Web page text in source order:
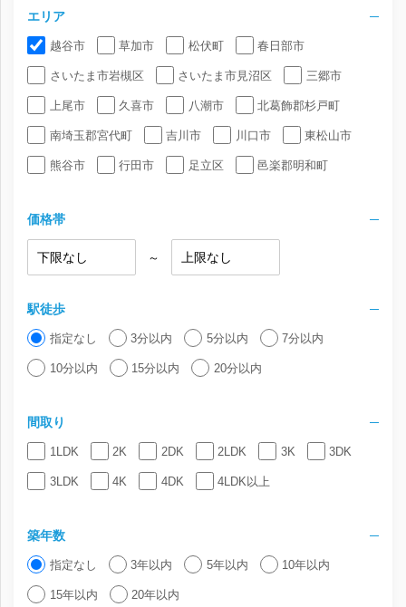
エリア
越谷市 草加市 松伏町 春日部市
さいたま市岩槻区 さいたま市見沼区 三郷市
上尾市 久喜市 八潮市 北葛飾郡杉戸町
南埼玉郡宮代町 吉川市 川口市 東松山市
熊谷市 行田市 足立区 邑楽郡明和町
価格帯
～
駅徒歩
指定なし 3分以内 5分以内 7分以内
10分以内 15分以内 20分以内
間取り
1LDK 2K 2DK 2LDK 3K 3DK
3LDK 4K 4DK 4LDK以上
築年数
指定なし 3年以内 5年以内 10年以内
15年以内 20年以内